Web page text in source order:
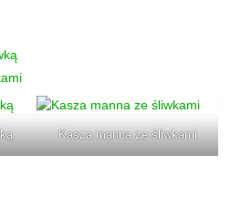
Kasza manna ze śliwkami